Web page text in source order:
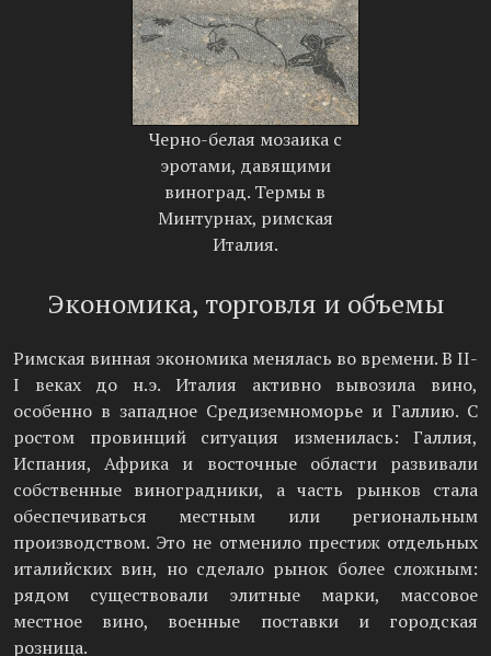
Черно-белая мозаика с
эротами, давящими
виноград. Термы в
Минтурнах, римская
Италия.
Экономика, торговля и объемы
Римская винная экономика менялась во времени. В II-
I веках до н.э. Италия активно вывозила вино,
особенно в западное Средиземноморье и Галлию. С
ростом провинций ситуация изменилась: Галлия,
Испания, Африка и восточные области развивали
собственные виноградники, а часть рынков стала
обеспечиваться местным или региональным
производством. Это не отменило престиж отдельных
италийских вин, но сделало рынок более сложным:
рядом существовали элитные марки, массовое
местное вино, военные поставки и городская
розница.